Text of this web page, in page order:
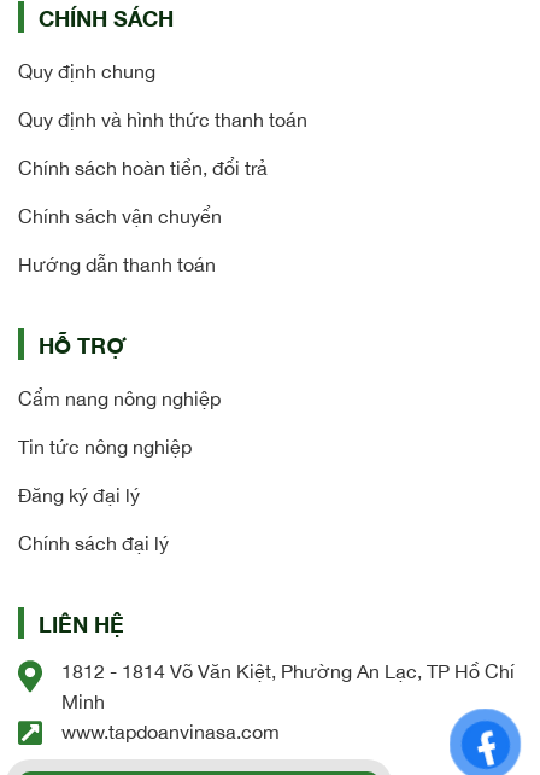
CHÍNH SÁCH
Quy định chung
Quy định và hình thức thanh toán
Chính sách hoàn tiền, đổi trả
Chính sách vận chuyển
Hướng dẫn thanh toán
HỖ TRỢ
Cẩm nang nông nghiệp
Tin tức nông nghiệp
Đăng ký đại lý
Chính sách đại lý
LIÊN HỆ
1812 - 1814 Võ Văn Kiệt, Phường An Lạc, TP Hồ Chí
Minh
www.tapdoanvinasa.com